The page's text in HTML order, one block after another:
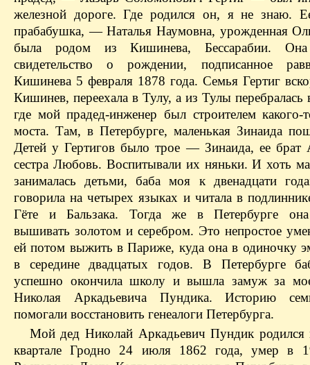
железной дороге. Где родился он, я не знаю.
прабабушка, — Наталья Наумовна, урожденная
была родом из Кишинева, Бессарабии. Она
свидетельство о рождении, подписанное
Кишинева 5 февраля 1878 года. Семья Гертиг
Кишинев, переехала в Тулу, а из Тулы перебралась
где мой прадед-инженер был строителем какого-
моста. Там, в Петербурге, маленькая Зинаида
Детей у Гертигов было трое — Зинаида, ее брат
сестра Любовь. Воспитывали их няньки. И хоть
занималась детьми, баба моя к двенадцати
говорила на четырех языках и читала в
Гёте и Бальзака. Тогда же в Петербурге она
вышивать золотом и серебром. Это непростое
ей потом выжить в Париже, куда она в одиночку
в середине двадцатых годов. В Петербурге
успешно окончила школу и вышла замуж за
Николая Аркадьевича Пундика. Историю
помогали восстановить генеалоги Петербурга.
Мой дед Николай Аркадьевич Пундик родился
квартале Гродно 24 июля 1862 года, умер в